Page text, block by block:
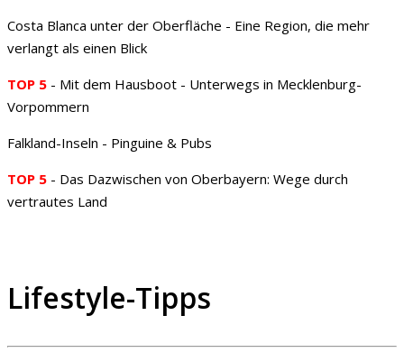
Costa Blanca unter der Oberfläche - Eine Region, die mehr
verlangt als einen Blick
TOP 5 - Mit dem Hausboot - Unterwegs in Mecklenburg-
Vorpommern
Falkland-Inseln - Pinguine & Pubs
TOP 5 - Das Dazwischen von Oberbayern: Wege durch
vertrautes Land
Lifestyle-Tipps